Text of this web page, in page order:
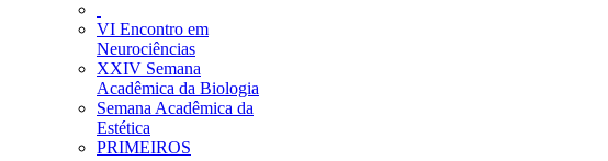
VI Encontro em
Neurociências
XXIV Semana
Acadêmica da Biologia
Semana Acadêmica da
Estética
PRIMEIROS